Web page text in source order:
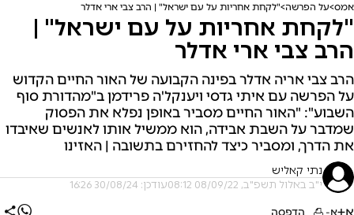
אמס על הפרשה "לקחת אחריות על עם ישראל" | הרב צבי ארי אדלר
"לקחת אחריות על עם ישראל" |
הרב צבי ארי אדלר
הרב צבי אריה אדלר בפינה הקבועה של האור החיים הקדוש
על הפרשה עם איתי גדסי ויענקל'ה פרידמן ב"מהדורת סוף
השבוע": "האור החיים מסביר באופן נפלא את הפסוק
שמדבר על השבת אבידה, הוא ממשיל אותו לאנשים שאיבדו
את הדרך, ומסביר כיצד להחזירם בתשובה | האזינו
נתי קאליש
י"ב באלול תשפ"ב, 08/09/22 08:12 עודכן: 30/08/24 16:26
א+א- הדפסה